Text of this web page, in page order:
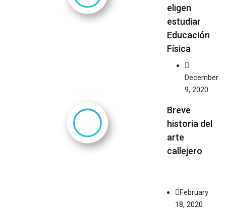
eligen
estudiar
Educación
Física
December
9, 2020
Breve
historia del
arte
callejero
February
18, 2020